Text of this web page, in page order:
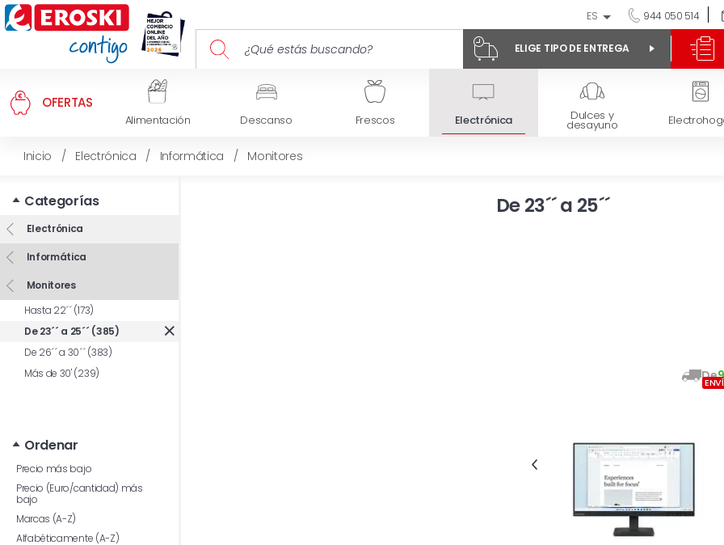
ES 944 050 514
ELIGE TIPO DE ENTREGA
OFERTAS
Alimentación Descanso Frescos Electrónica Dulces y
desayuno
Inicio / Electrónica / Informática / Monitores
Categorías
Electrónica
Informática
Monitores
Hasta 22´´ (173)
De 23´´ a 25´´ (385)
De 26´´ a 30´´ (383)
Más de 30' (239)
Ordenar
Precio más bajo
Precio (Euro/cantidad) más
bajo
Marcas (A-Z)
Alfabéticamente (A-Z)
De 23´´ a 25´´
De9